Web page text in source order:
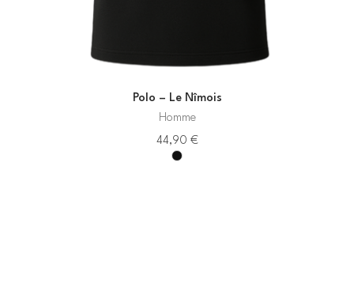
Polo – Le Nîmois
Homme
44,90 €